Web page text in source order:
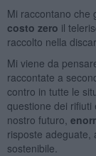
Mi raccontano che
costo zero il
raccolto nella
Mi viene da
raccontate a
contro in tutte le
questione dei rifiuti
nostro futuro,
risposte adeguate,
sostenibile.